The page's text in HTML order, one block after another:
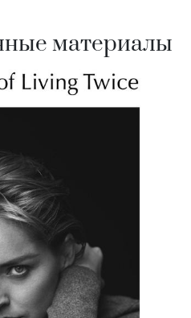
материалы